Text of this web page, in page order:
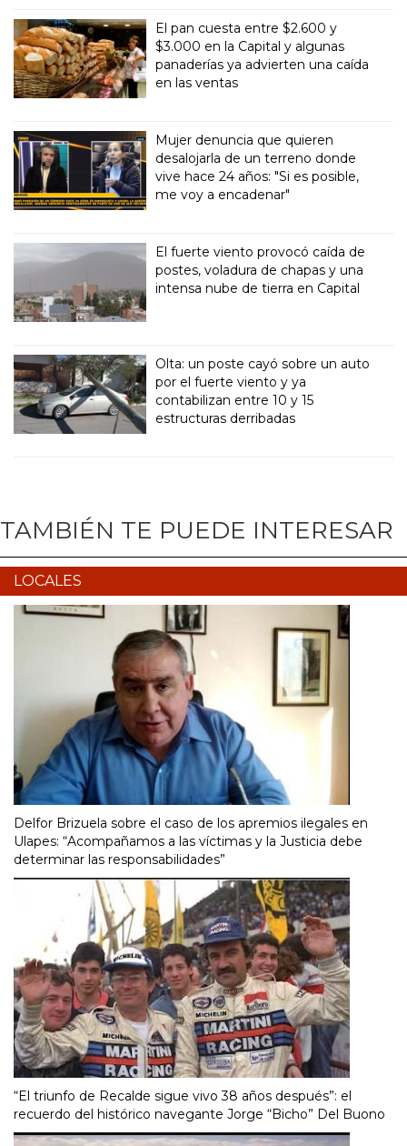
El pan cuesta entre $2.600 y
$3.000 en la Capital y algunas
panaderías ya advierten una caída
en las ventas
Mujer denuncia que quieren
desalojarla de un terreno donde
vive hace 24 años: "Si es posible,
me voy a encadenar"
El fuerte viento provocó caída de
postes, voladura de chapas y una
intensa nube de tierra en Capital
Olta: un poste cayó sobre un auto
por el fuerte viento y ya
contabilizan entre 10 y 15
estructuras derribadas
TAMBIÉN TE PUEDE INTERESAR
LOCALES
Delfor Brizuela sobre el caso de los apremios ilegales en
Ulapes: “Acompañamos a las víctimas y la Justicia debe
determinar las responsabilidades”
“El triunfo de Recalde sigue vivo 38 años después”: el
recuerdo del histórico navegante Jorge “Bicho” Del Buono